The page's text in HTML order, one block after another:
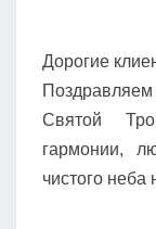
Дорогие
Святой
гармонии,
чистого неба